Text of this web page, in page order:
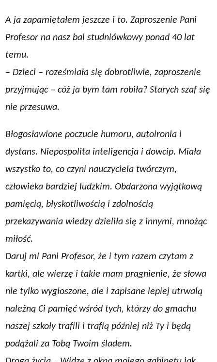
A ja zapamiętałem jeszcze i to. Zaproszenie Pani
Profesor na nasz bal studniówkowy ponad 40 lat
temu.
– Dzieci – roześmiała się dobrotliwie, zaproszenie
przyjmując – cóż ja bym tam robiła? Starych szaf się
nie przesuwa.
Błogosławione poczucie humoru, autoironia i
dystans. Niepospolita inteligencja i dowcip. Miała
wszystko to, co czyni nauczyciela twórczym,
człowieka bardziej ludzkim. Obdarzona wyjątkową
pamięcią, błyskotliwością i zdolnością
przekazywania wiedzy dzieliła się z innymi, mnożąc
miłość.
Daruj mi Pani Profesor, że i tym razem czytam z
kartki, ale wierzę i takie mam pragnienie, że słowa
nie tylko wygłoszone, ale i zapisane lepiej utrwalą
należną Ci pamięć wśród tych, którzy do gmachu
naszej szkoły trafili i trafią później niż Ty i będą
podążali za Tobą Twoim śladem.